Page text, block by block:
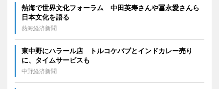
熱海で世界文化フォーラム 中田英寿さんや冨永愛さんら
日本文化を語る
熱海経済新聞
東中野にハラール店 トルコケバブとインドカレー売り
に、タイムサービスも
中野経済新聞